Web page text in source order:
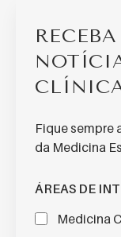
Fique sempre
da Medicina
ÁREAS DE
Medicina